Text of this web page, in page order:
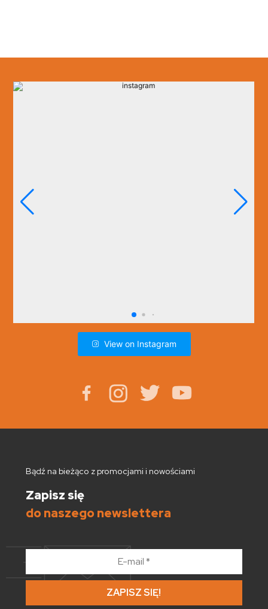
View on Instagram
Bądź na bieżąco z promocjami i nowościami
Zapisz się
do naszego newslettera
*